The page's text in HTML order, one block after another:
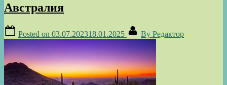
Австралия
Posted on 03.07.202318.01.2025 By Редактор